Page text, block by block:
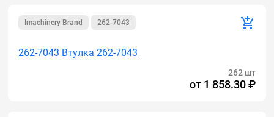
Imachinery Brand 262-7043
262-7043 Втулка 262-7043
262 шт
от 1 858.30 ₽